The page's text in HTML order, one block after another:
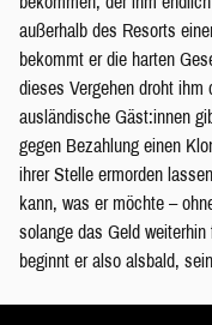
außerhalb des Resorts
bekommt er die harten
dieses Vergehen droht
ausländische Gäst:innen
gegen Bezahlung einen
ihrer Stelle ermorden
kann, was er möchte –
solange das Geld
beginnt er also alsbald,